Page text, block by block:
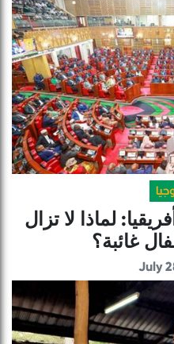
لماذا لا تزال
غائبة؟
July